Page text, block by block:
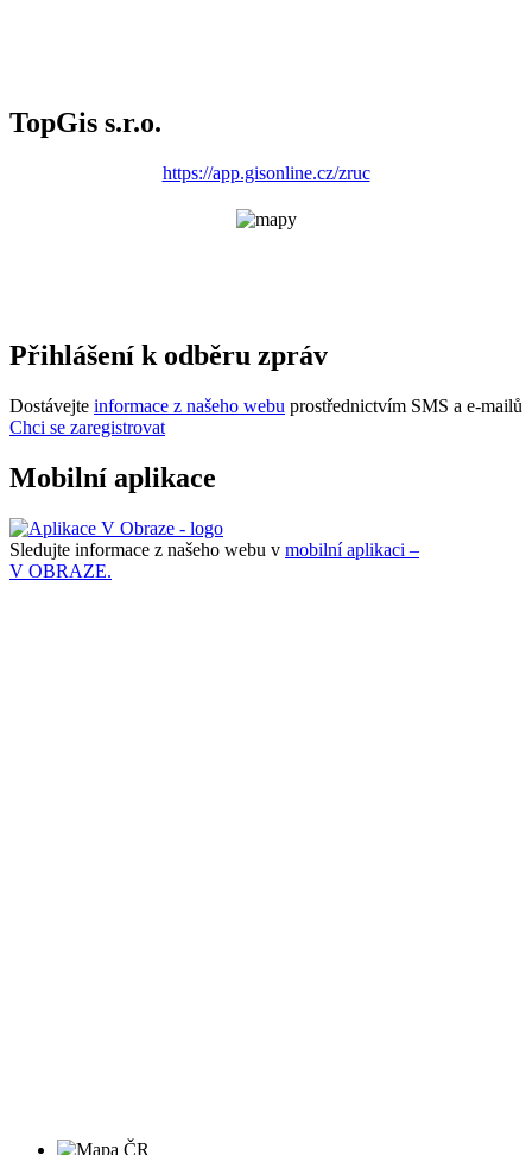
TopGis s.r.o.
https://app.gisonline.cz/zruc
Přihlášení k odběru zpráv
Dostávejte informace z našeho webu prostřednictvím SMS a e-mailů
Chci se zaregistrovat
Mobilní aplikace
Sledujte informace z našeho webu v mobilní aplikaci –
V OBRAZE.